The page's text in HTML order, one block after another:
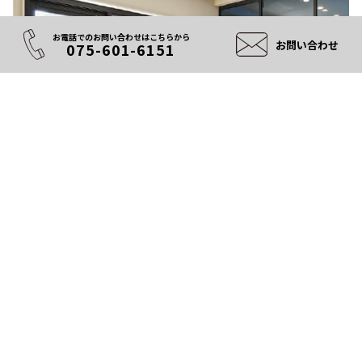
お電話でのお問い合わせはこちらから
075-601-6151 お問い合わせ